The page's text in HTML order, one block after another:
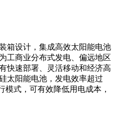
箱设计，集成高效太阳能电池
工商业分布式发电、偏远地区
快速部署、灵活移动和经济高
太阳能电池，发电效率超过
模式，可有效降低用电成本，